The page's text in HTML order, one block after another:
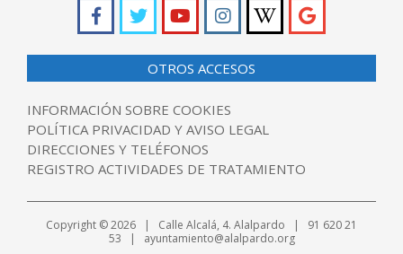
OTROS ACCESOS
INFORMACIÓN SOBRE COOKIES
POLÍTICA PRIVACIDAD Y AVISO LEGAL
DIRECCIONES Y TELÉFONOS
REGISTRO ACTIVIDADES DE TRATAMIENTO
Copyright © 2026 | Calle Alcalá, 4. Alalpardo | 91 620 21
53 | ayuntamiento@alalpardo.org